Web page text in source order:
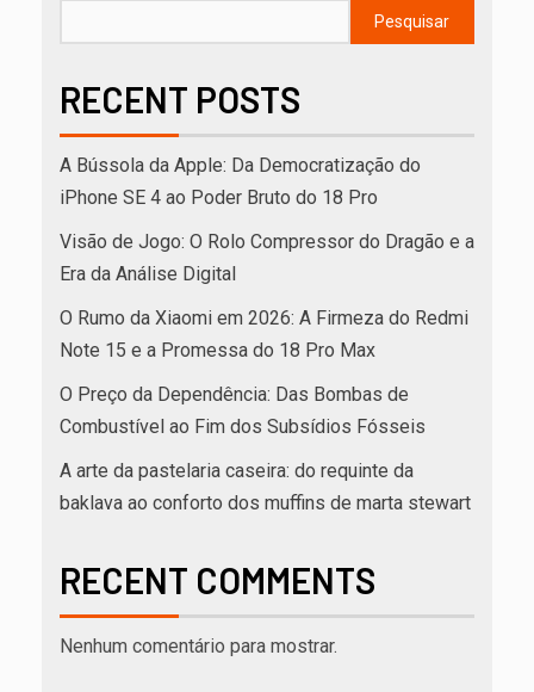
Pesquisar
RECENT POSTS
A Bússola da Apple: Da Democratização do
iPhone SE 4 ao Poder Bruto do 18 Pro
Visão de Jogo: O Rolo Compressor do Dragão e a
Era da Análise Digital
O Rumo da Xiaomi em 2026: A Firmeza do Redmi
Note 15 e a Promessa do 18 Pro Max
O Preço da Dependência: Das Bombas de
Combustível ao Fim dos Subsídios Fósseis
A arte da pastelaria caseira: do requinte da
baklava ao conforto dos muffins de marta stewart
RECENT COMMENTS
Nenhum comentário para mostrar.